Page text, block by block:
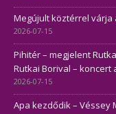
Megújult köztérrel várja
2026-07-15
Pihitér – megjelent
Rutkai Borival –
2026-07-15
Apa kezdődik – Véssey